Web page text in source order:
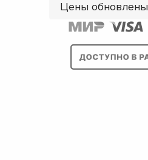
Цены обновлены